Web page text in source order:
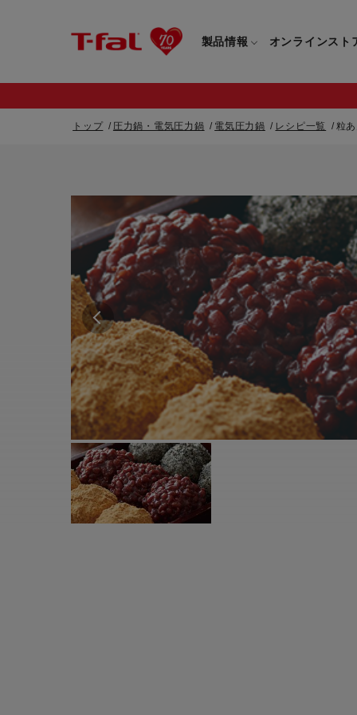
製品情報
すべてのフライ
取っ手つきフラ
取っ手のとれる
電気ケトル
すべての電気ケ
圧力鍋・電気
オンラインスト
すべてのフライパン・鍋一覧
取っ手つきフライパン・鍋一覧
取っ手のとれるフライパン・鍋一覧
電気ケトル一覧
すべての電気ケトル一覧
圧力鍋・電気圧力鍋一覧
すべての圧力鍋・電気圧力鍋一覧
圧力鍋一覧
電気圧力鍋一覧
重要なお知らせ
トップ 圧力鍋・電気圧力鍋 電気圧力鍋 レシピ一覧 粒